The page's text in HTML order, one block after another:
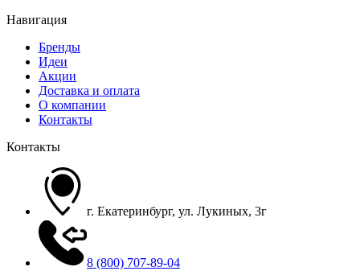
Навигация
Бренды
Идеи
Акции
Доставка и оплата
О компании
Контакты
Контакты
г. Екатеринбург, ул. Лукиных, 3г
8 (800) 707-89-04